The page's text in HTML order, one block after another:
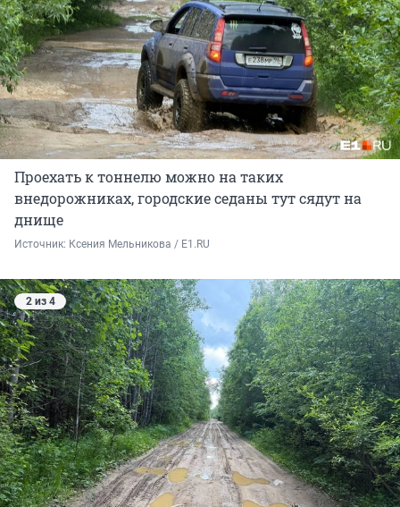
Проехать к тоннелю можно на таких
внедорожниках, городские седаны тут сядут на
днище
Источник: Ксения Мельникова / E1.RU
2 из 4